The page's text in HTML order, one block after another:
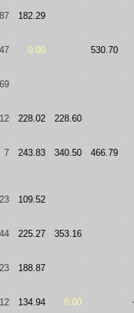
87 182.29
47 0.00 530.70
69
12 228.02 228.60
7 243.83 340.50 466.79
23 109.52
44 225.27 353.16
23 188.87
12 134.94 0.00